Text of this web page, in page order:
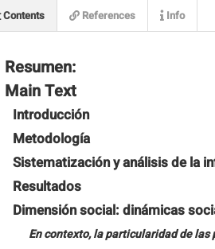
Resumen:
Main Text
Introducción
Metodología
Sistematización y análisis de la
Resultados
Dimensión social: dinámicas
En contexto, la particularidad de
Contents References Info